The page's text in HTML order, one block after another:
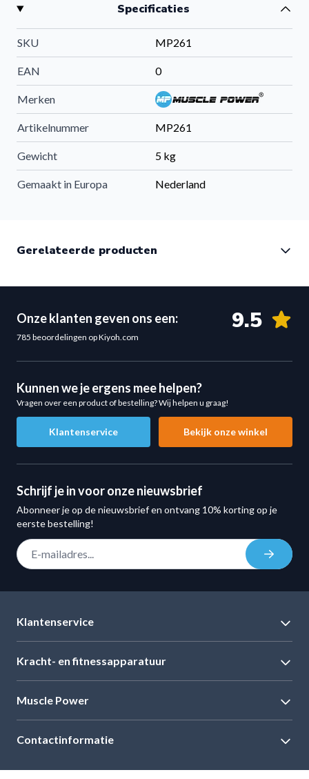
In KTL uitvoering geschikt voor binnen gebruik voor de
rack van Muscle Power-Powercage.
Afwerking: zijdeglans zwart voor binnen gebruik
Diameter greep: 33.7 mm
Afmeting: zie tekening
Optie: Kan geleverd worden met Outdoor Poeder Coating
voor outdoorgebruik.
Specificaties
SKU MP261
EAN 0
Merken
Artikelnummer MP261
Gewicht 5 kg
Gemaakt in Europa Nederland
Gerelateerde producten
Onze klanten geven ons een:
785 beoordelingen op Kiyoh.com
9.5
Kunnen we je ergens mee helpen?
Vragen over een product of bestelling? Wij helpen u graag!
Klantenservice Bekijk onze winkel
Schrijf je in voor onze nieuwsbrief
Abonneer je op de nieuwsbrief en ontvang 10% korting op je
eerste bestelling!
Klantenservice
Kracht- en fitnessapparatuur
Muscle Power
Contactinformatie